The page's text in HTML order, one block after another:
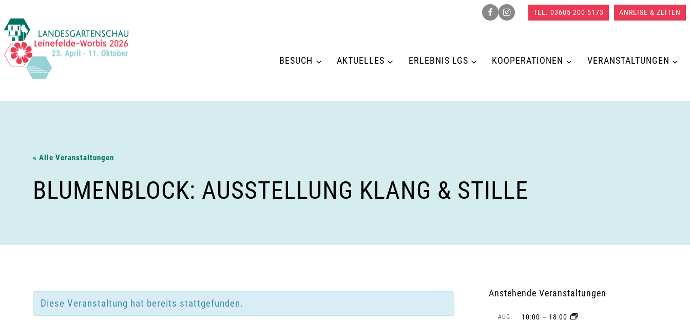
Inhalt
springen
TEL. 03605 200 5173 ANREISE & ZEITEN
BESUCH AKTUELLES ERLEBNIS LGS KOOPERATIONEN VERANSTALTUNGEN
« Alle Veranstaltungen
BLUMENBLOCK: AUSSTELLUNG KLANG & STILLE
Diese Veranstaltung hat bereits stattgefunden.
Anstehende Veranstaltungen
AUG. 10:00 – 18:00